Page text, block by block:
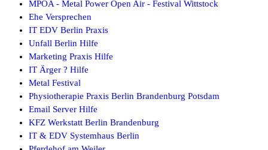
MPOA - Metal Power Open Air - Festival Wittstock
Ehe Versprechen
IT EDV Berlin Praxis
Unfall Berlin Hilfe
Marketing Praxis Hilfe
IT Ärger ? Hilfe
Metal Festival
Physiotherapie Praxis Berlin Brandenburg Potsdam
Email Server Hilfe
KFZ Werkstatt Berlin Brandenburg
IT & EDV Systemhaus Berlin